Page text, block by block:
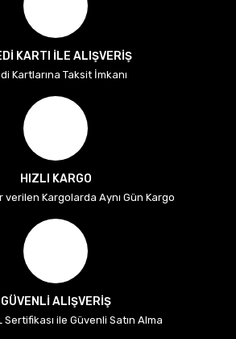
KARTI İLE ALIŞVERİŞ
Kartlarına Taksit İmkanı
HIZLI KARGO
verilen Kargolarda Aynı Gün Kargo
GÜVENLİ ALIŞVERİŞ
Sertifikası ile Güvenli Satın Alma